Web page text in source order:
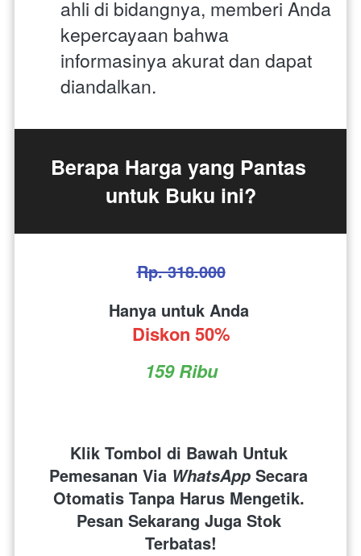
ahli di bidangnya, memberi Anda
kepercayaan bahwa
informasinya akurat dan dapat
diandalkan.
Berapa Harga yang Pantas
untuk Buku ini?
Rp. 318.000
Hanya untuk Anda
Diskon 50%
159 Ribu
Klik Tombol di Bawah Untuk
Pemesanan Via WhatsApp Secara
Otomatis Tanpa Harus Mengetik.
Pesan Sekarang Juga Stok
Terbatas!